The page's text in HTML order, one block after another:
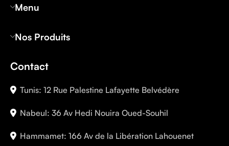
Menu
Nos Produits
Contact
Tunis: 12 Rue Palestine Lafayette Belvédère
Nabeul: 36 Av Hedi Nouira Oued-Souhil
Hammamet: 166 Av de la Libération Lahouenet